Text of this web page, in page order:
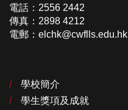
電話：2556 2442
傳真：2898 4212
電郵：elchk@cwflls.edu.hk
學校簡介
學生獎項及成就